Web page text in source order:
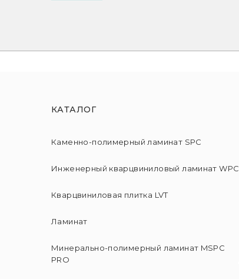
КАТАЛОГ
Каменно-полимерный ламинат SPC
Инженерный кварцвиниловый ламинат WPC
Кварцвиниловая плитка LVT
Ламинат
Минерально-полимерный ламинат MSPC
PRO